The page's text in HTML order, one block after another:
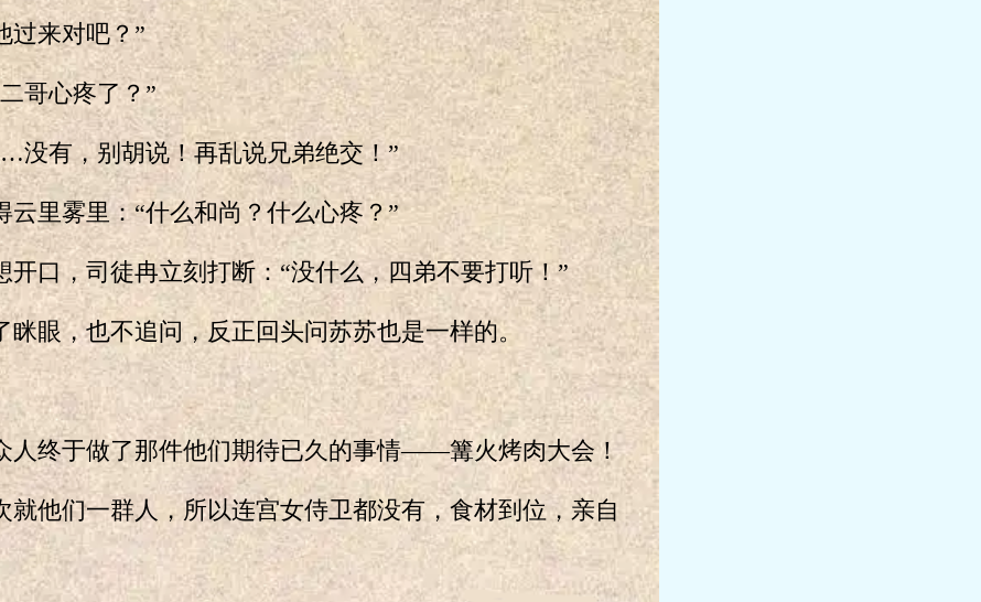
过来对吧？”
心疼了？”
，别胡说！再乱说兄弟绝交！”
雾里：“什么和尚？什么心疼？”
，司徒冉立刻打断：“没什么，四弟不要打听！”
，也不追问，反正回头问苏苏也是一样的。
于做了那件他们期待已久的事情——篝火烤肉大会！
们一群人，所以连宫女侍卫都没有，食材到位，亲自